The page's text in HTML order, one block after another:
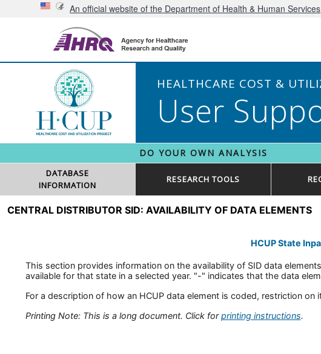
An official website of the Department of Health & Human Services
HEALTHCARE COST &
User
DO YOUR OWN ANALYSIS
DATABASE
INFORMATION
RESEARCH TOOLS
CENTRAL DISTRIBUTOR SID: AVAILABILITY OF DATA ELEMENTS
HCUP State
This section provides information on the availability of SID data
available for that state in a selected year. "-" indicates that the data
For a description of how an HCUP data element is coded, restriction
Printing Note: This is a long document. Click forprinting instructions.